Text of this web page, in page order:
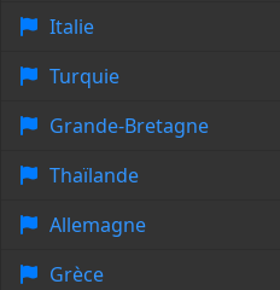
Italie
Turquie
Grande-Bretagne
Thaïlande
Allemagne
Grèce